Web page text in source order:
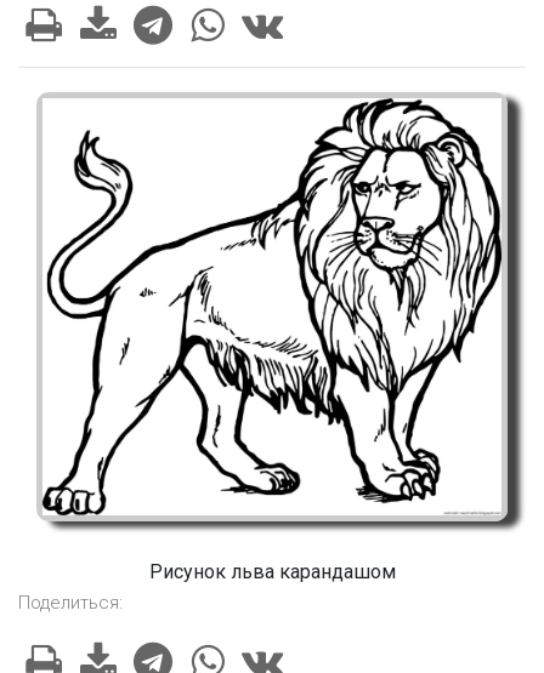
Рисунок льва карандашом
Поделиться: